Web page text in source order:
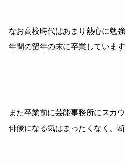
なお高校時代はあまり熱心に勉
年間の留年の末に卒業しています
また卒業前に芸能事務所にスカ
俳優になる気は まったくなく、